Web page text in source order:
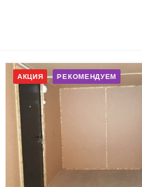
АКЦИЯ РЕКОМЕНДУЕМ